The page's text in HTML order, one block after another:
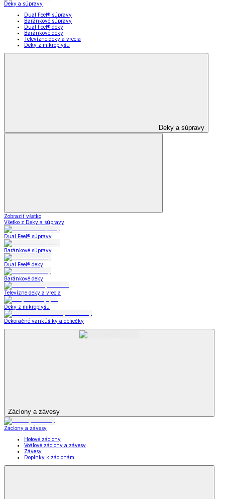
Deky a súpravy
Dual Feel® súpravy
Baránkové súpravy
Dual Feel® deky
Baránkové deky
Televízne deky a vrecia
Deky z mikroplyšu
Deky a súpravy
Zobraziť všetko
Všetko z Deky a súpravy
Dual Feel® súpravy
Baránkové súpravy
Dual Feel® deky
Baránkové deky
Televízne deky a vrecia
Deky z mikroplyšu
Dekoračné vankúšiky a obliečky
Záclony a závesy
Záclony a závesy
Hotové záclony
Voálové záclony a závesy
Závesy
Doplnky k záclonám